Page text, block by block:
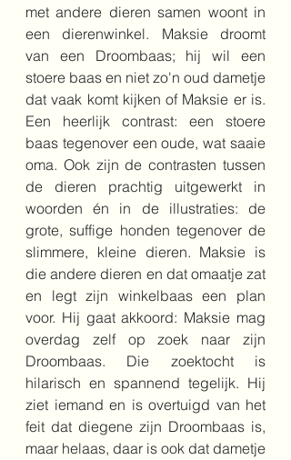
met andere dieren samen woont in
een dierenwinkel. Maksie droomt
van een Droombaas; hij wil een
stoere baas en niet zo'n oud dametje
dat vaak komt kijken of Maksie er is.
Een heerlijk contrast: een stoere
baas tegenover een oude, wat saaie
oma. Ook zijn de contrasten tussen
de dieren prachtig uitgewerkt in
woorden én in de illustraties: de
grote, suffige honden tegenover de
slimmere, kleine dieren. Maksie is
die andere dieren en dat omaatje zat
en legt zijn winkelbaas een plan
voor. Hij gaat akkoord: Maksie mag
overdag zelf op zoek naar zijn
Droombaas. Die zoektocht is
hilarisch en spannend tegelijk. Hij
ziet iemand en is overtuigd van het
feit dat diegene zijn Droombaas is,
maar helaas, daar is ook dat dametje